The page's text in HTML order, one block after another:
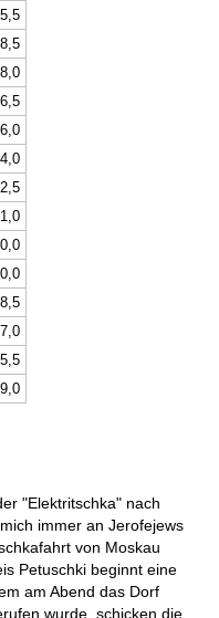
"Elektritschka" nach
immer an Jerofejews
von Moskau
Petuschki beginnt eine
am Abend das Dorf
wurde, schicken die